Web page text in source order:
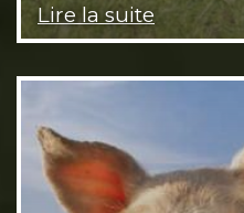
Lire la suite